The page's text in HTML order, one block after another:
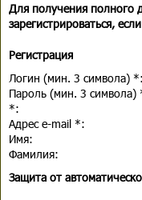
Для получения полного
зарегистрироваться,
Регистрация
Логин (мин. 3 символа) *:
Пароль (мин. 3 символа)
*:
Адрес e-mail *:
Имя:
Фамилия:
Защита от